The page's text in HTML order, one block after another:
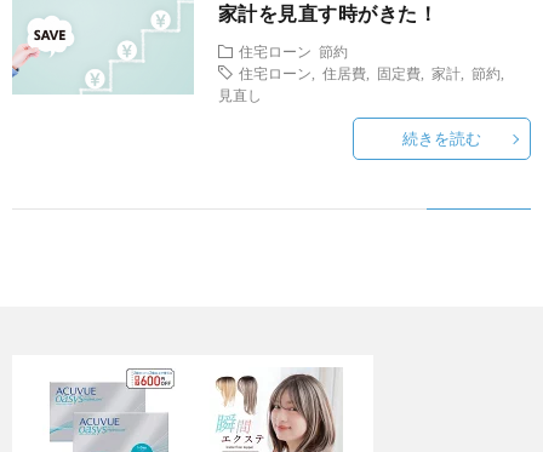
家計を見直す時がきた！
住宅ローン 節約
住宅ローン
住居費, 固定費, 家計, 節約
見直し
続きを読む